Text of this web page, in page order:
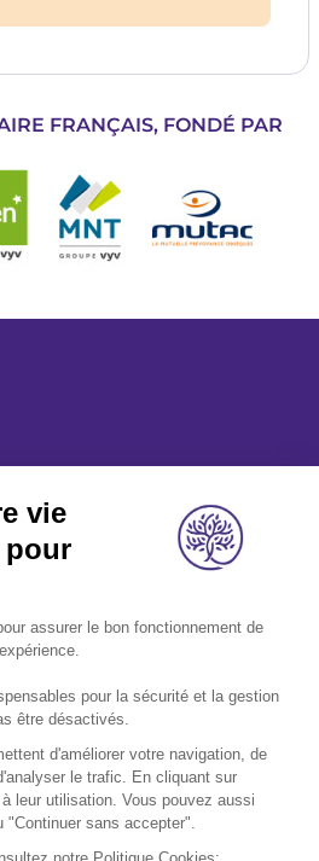
FRANÇAIS, FONDÉ PAR